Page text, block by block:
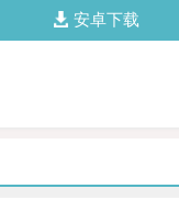
安卓下载